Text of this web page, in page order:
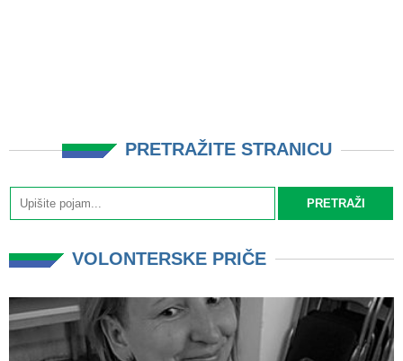
PRETRAŽITE STRANICU
VOLONTERSKE PRIČE